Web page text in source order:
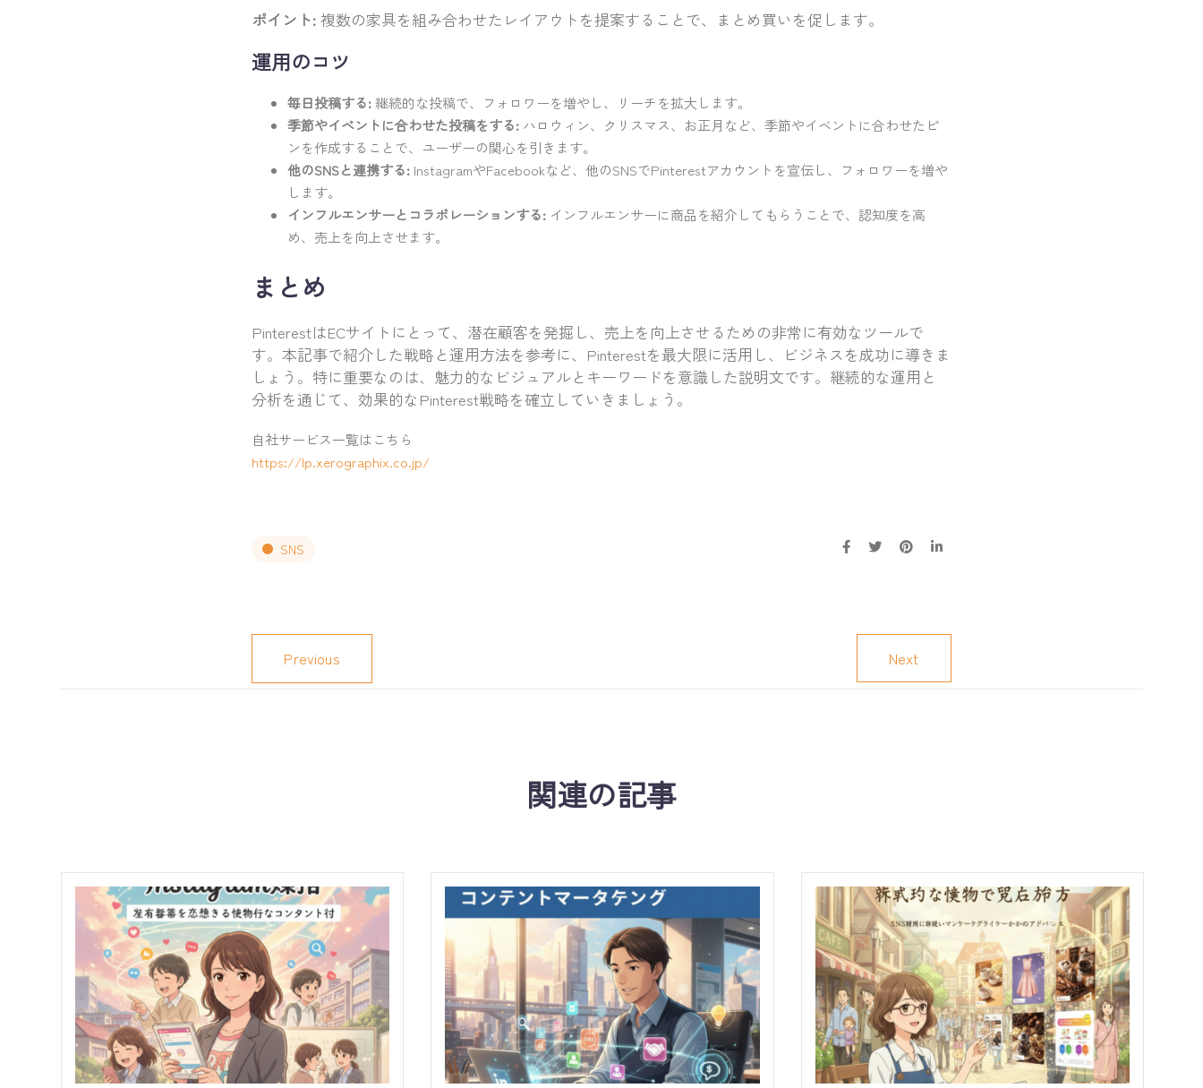
ポイント: 複数の家具を組み合わせたレイアウトを提案することで、まとめ買いを促します。
運用のコツ
毎日投稿する:継続的な投稿で、フォロワーを増やし、リーチを拡大します。
季節やイベントに合わせた投稿をする: ハロウィン、クリスマス、お正月など、季節やイベントに合わせたピ
ンを作成することで、ユーザーの関心を引きます。
他のSNSと連携する: InstagramやFacebookなど、他のSNSでPinterestアカウントを宣伝し、フォロワーを増や
します。
インフルエンサーとコラボレーションする: インフルエンサーに商品を紹介してもらうことで、認知度を高
め、売上を向上させます。
まとめ
PinterestはECサイトにとって、潜在顧客を発掘し、売上を向上させるための非常に有効なツールで
す。本記事で紹介した戦略と運用方法を参考に、Pinterestを最大限に活用し、ビジネスを成功に導きま
しょう。特に重要なのは、魅力的なビジュアルとキーワードを意識した説明文です。継続的な運用と
分析を通じて、効果的なPinterest戦略を確立していきましょう。
自社サービス一覧はこちら
https://lp.xerographix.co.jp/
SNS
Previous Next
関連の記事